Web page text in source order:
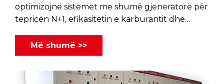
optimizojnë sistemet me shumë gjeneratorë për
tepricën N+1, efikasitetin e karburantit dhe
Më shumë >>